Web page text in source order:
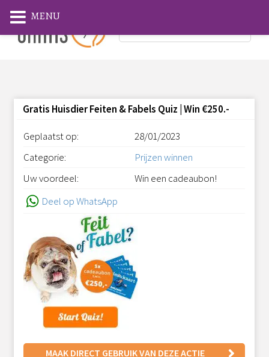
Gratis Huisdier Feiten & Fabels Quiz | Win €250.-
Geplaatst op:
28/01/2023
Categorie:
Prijzen winnen
Uw voordeel:
Win een cadeaubon!
Deel op WhatsApp
MAAK DIRECT GEBRUIK VAN DEZE ACTIE
MENU